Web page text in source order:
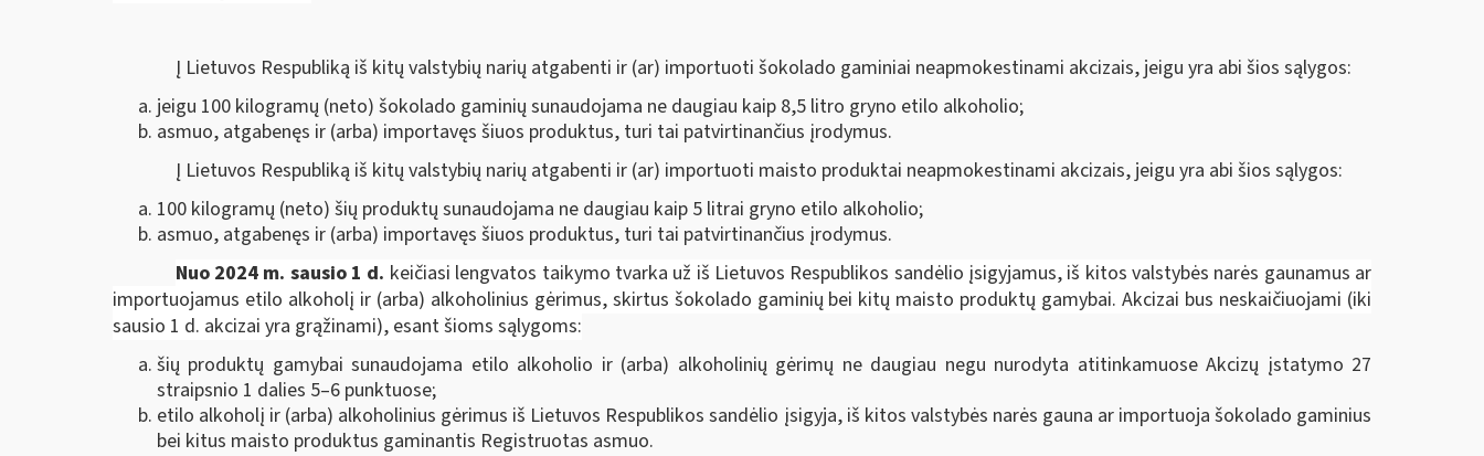
Į Lietuvos Respubliką iš kitų valstybių narių atgabenti ir (ar) importuoti šokolado gaminiai neapmokestinami akcizais, jeigu yra abi šios sąlygos:
jeigu 100 kilogramų (neto) šokolado gaminių sunaudojama ne daugiau kaip 8,5 litro gryno etilo alkoholio;
asmuo, atgabenęs ir (arba) importavęs šiuos produktus, turi tai patvirtinančius įrodymus.
Į Lietuvos Respubliką iš kitų valstybių narių atgabenti ir (ar) importuoti maisto produktai neapmokestinami akcizais, jeigu yra abi šios sąlygos:
100 kilogramų (neto) šių produktų sunaudojama ne daugiau kaip 5 litrai gryno etilo alkoholio;
asmuo, atgabenęs ir (arba) importavęs šiuos produktus, turi tai patvirtinančius įrodymus.
Nuo 2024 m. sausio 1 d. keičiasi lengvatos taikymo tvarka už iš Lietuvos Respublikos sandėlio įsigyjamus, iš kitos valstybės narės gaunamus ar
importuojamus etilo alkoholį ir (arba) alkoholinius gėrimus, skirtus šokolado gaminių bei kitų maisto produktų gamybai. Akcizai bus neskaičiuojami (iki
sausio 1 d. akcizai yra grąžinami), esant šioms sąlygoms:
šių produktų gamybai sunaudojama etilo alkoholio ir (arba) alkoholinių gėrimų ne daugiau negu nurodyta atitinkamuose Akcizų įstatymo 27
straipsnio 1 dalies 5–6 punktuose;
etilo alkoholį ir (arba) alkoholinius gėrimus iš Lietuvos Respublikos sandėlio įsigyja, iš kitos valstybės narės gauna ar importuoja šokolado gaminius
bei kitus maisto produktus gaminantis Registruotas asmuo.